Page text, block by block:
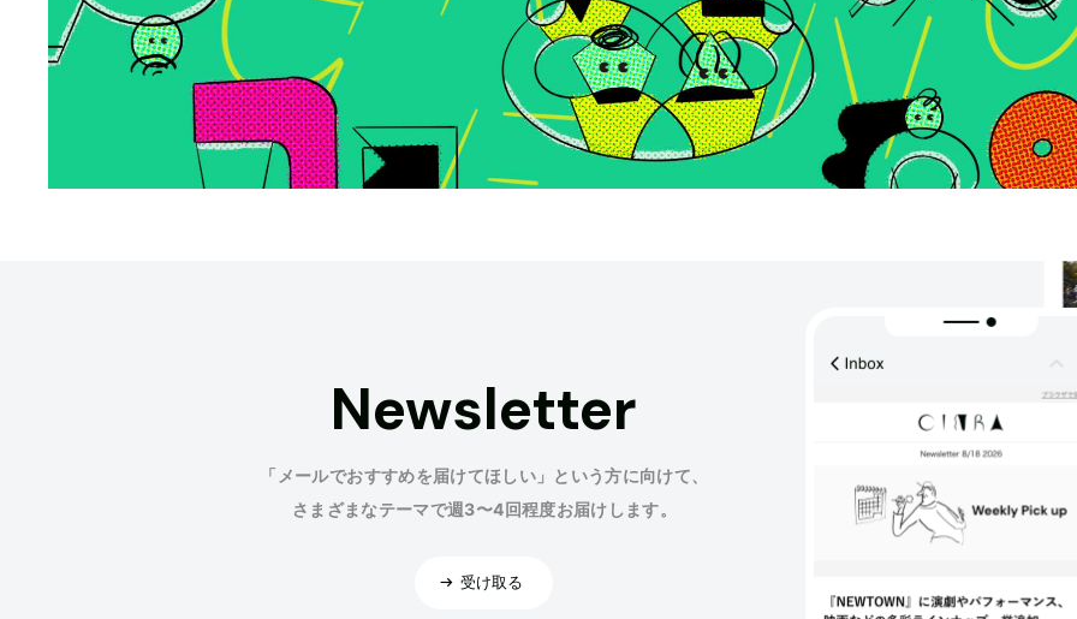
Newsletter
「メールでおすすめを届けてほしい」という方に向けて、
さまざまなテーマで週3〜4回程度お届けします。
受け取る